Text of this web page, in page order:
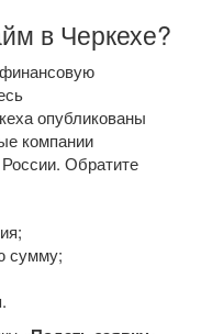
в Черкехе?
опубликованы
компании
Обратите
сумму;